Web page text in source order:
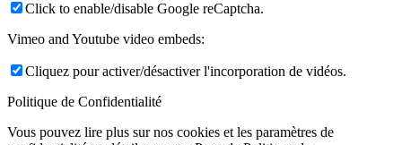
Click to enable/disable Google reCaptcha.
Vimeo and Youtube video embeds:
Cliquez pour activer/désactiver l'incorporation de vidéos.
Politique de Confidentialité
Vous pouvez lire plus sur nos cookies et les paramètres de